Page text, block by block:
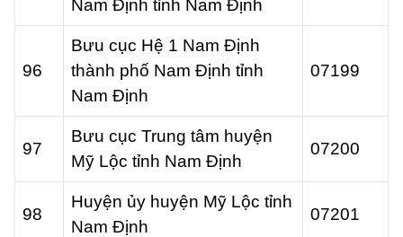
Nam Định tỉnh Nam Định
96
Bưu cục Hệ 1 Nam Định
thành phố Nam Định tỉnh
Nam Định
07199
97
Bưu cục Trung tâm huyện
Mỹ Lộc tỉnh Nam Định
07200
98
Huyện ủy huyện Mỹ Lộc tỉnh
Nam Định
07201